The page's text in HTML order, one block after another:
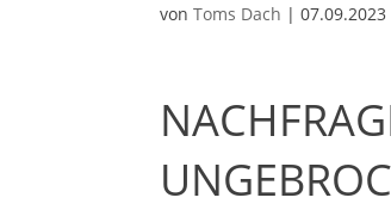
vonToms Dach |07.09.2023